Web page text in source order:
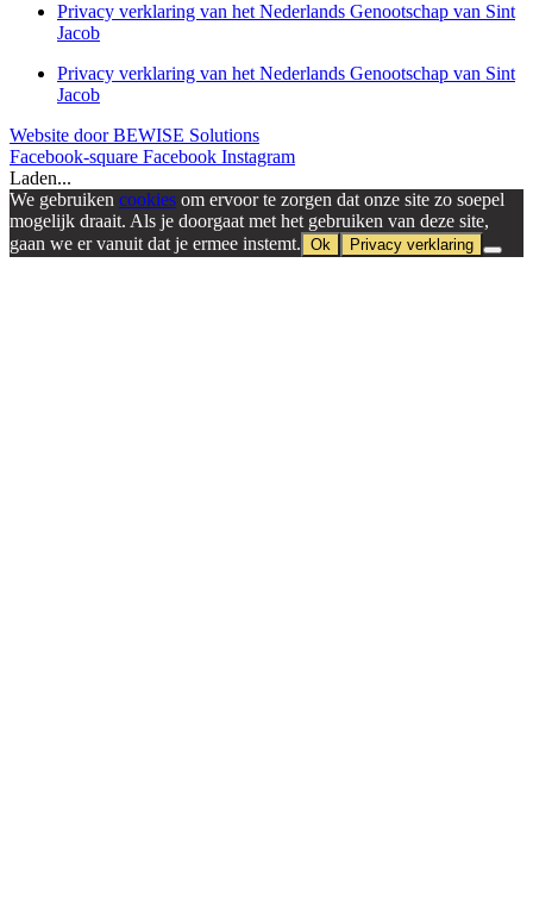
Privacy verklaring van het Nederlands Genootschap van Sint
Jacob
Privacy verklaring van het Nederlands Genootschap van Sint
Jacob
Website door BEWISE Solutions
Facebook-square Facebook Instagram
Laden...
We gebruiken cookies om ervoor te zorgen dat onze site zo soepel
mogelijk draait. Als je doorgaat met het gebruiken van deze site,
gaan we er vanuit dat je ermee instemt. Ok Privacy verklaring